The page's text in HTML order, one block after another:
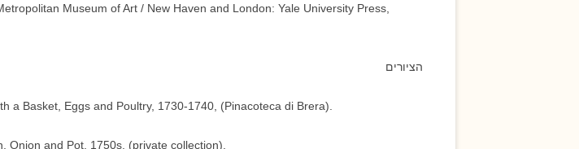
Museum of Art / New Haven and London: Yale University Press,
הציורים
a Basket, Eggs and Poultry, 1730-1740, (Pinacoteca di Brera).
Onion and Pot, 1750s, (private collection).